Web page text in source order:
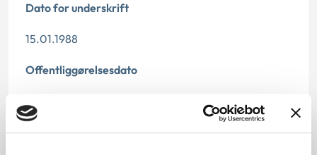
Dato for underskrift
15.01.1988
Offentliggørelsesdato
Paragraf